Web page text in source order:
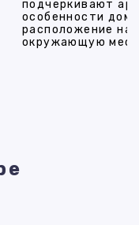
подчеркивают
особенности
расположение на
окружающую